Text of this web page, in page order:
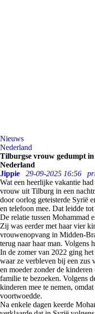
Nieuws
Nederland
Tilburgse vrouw gedumpt
Nederland
Jippie
29-09-2025 16:56
Wat een heerlijke vakantie
vrouw uit Tilburg in een
door oorlog geteisterde Syrië
en telefoon mee. Dat leidde
De relatie tussen Mohammad
Zij was eerder met haar vier
vrouwenopvang in Midden-
terug naar haar man. Volgens
In de zomer van 2022 ging
waar ze verbleven bij een zus
en moeder zonder de
familie te bezoeken. Volgens
kinderen mee te nemen,
voortwoedde.
Na enkele dagen keerde